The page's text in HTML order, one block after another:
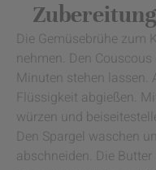
Die Gemüsebrühe zum
nehmen. Den
Minuten stehen lassen.
Flüssigkeit abgießen.
würzen und
Den Spargel waschen
abschneiden. Die Butter